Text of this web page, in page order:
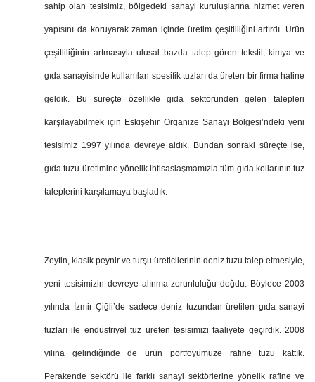
sahip olan tesisimiz, bölgedeki sanayi kuruluşlarına hizmet veren
yapısını da koruyarak zaman içinde üretim çeşitliliğini artırdı. Ürün
çeşitliliğinin artmasıyla ulusal bazda talep gören tekstil, kimya ve
gıda sanayisinde kullanılan spesifik tuzları da üreten bir firma haline
geldik. Bu süreçte özellikle gıda sektöründen gelen talepleri
karşılayabilmek için Eskişehir Organize Sanayi Bölgesi’ndeki yeni
tesisimiz 1997 yılında devreye aldık. Bundan sonraki süreçte ise,
gıda tuzu üretimine yönelik ihtisaslaşmamızla tüm gıda kollarının tuz
taleplerini karşılamaya başladık.
Zeytin, klasik peynir ve turşu üreticilerinin deniz tuzu talep etmesiyle,
yeni tesisimizin devreye alınma zorunluluğu doğdu. Böylece 2003
yılında İzmir Çiğli’de sadece deniz tuzundan üretilen gıda sanayi
tuzları ile endüstriyel tuz üreten tesisimizi faaliyete geçirdik. 2008
yılına gelindiğinde de ürün portföyümüze rafine tuzu kattık.
Perakende sektörü ile farklı sanayi sektörlerine yönelik rafine ve